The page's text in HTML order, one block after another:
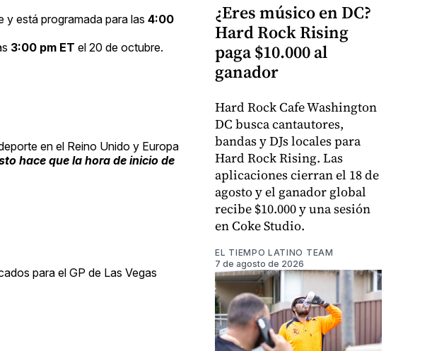
y está programada para las 4:00
3:00 pm ET el 20 de octubre.
en el Reino Unido y Europa
hace que la hora de inicio de
para el GP de Las Vegas
¿Eres músico en DC?
Hard Rock Rising
paga $10.000 al
ganador
Hard Rock Cafe Washington
DC busca cantautores,
bandas y DJs locales para
Hard Rock Rising. Las
aplicaciones cierran el 18 de
agosto y el ganador global
recibe $10.000 y una sesión
en Coke Studio.
EL TIEMPO LATINO TEAM
7 de agosto de 2026